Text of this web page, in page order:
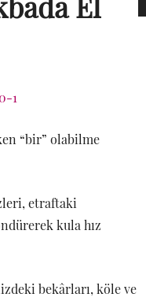
“bir” olabilme
etraftaki
kula hız
bekârları, köle ve